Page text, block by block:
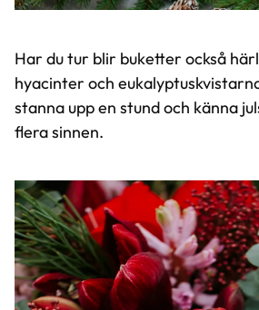
Har du tur blir buketter också
hyacinter och
stanna upp en stund och känna
flera sinnen.